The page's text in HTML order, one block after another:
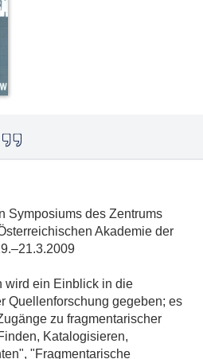
Symposiums des Zentrums
Akademie der
wird ein Einblick in die
Quellenforschung gegeben; es
zu fragmentarischer
Katalogisieren,
"Fragmentarische